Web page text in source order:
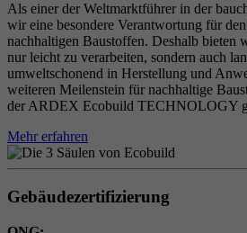
Als einer der Weltmarktführer in der
wir eine besondere Verantwortung für
nachhaltigen Baustoffen. Deshalb bieten
nur leicht zu verarbeiten, sondern auch
umweltschonend in Herstellung und
weiteren Meilenstein für nachhaltige
der ARDEX Ecobuild TECHNOLOGY
Mehr erfahren
Gebäudezertifizierung